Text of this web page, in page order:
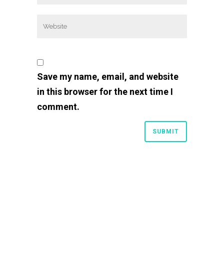
Save my name, email, and website
in this browser for the next time I
comment.